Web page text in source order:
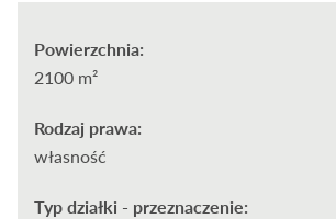
Powierzchnia:
2100 m²
Rodzaj prawa:
własność
Typ działki - przeznaczenie: